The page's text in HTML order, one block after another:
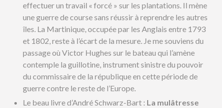
effectuer un travail « forcé » sur les plantations. Il mène
une guerre de course sans réussir à reprendre les autres
îles. La Martinique, occupée par les Anglais entre 1793
et 1802, reste à l’écart de la mesure. Je me souviens du
passage où Victor Hughes sur le bateau qui l’amène
contemple la guillotine, instrument sinistre du pouvoir
du commissaire de la république en cette période de
guerre contre le reste de l’Europe.
Le beau livre d’André Schwarz-Bart : La mulâtresse